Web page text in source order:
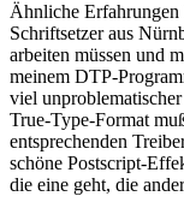
Ähnliche Erfahrungen
Schriftsetzer aus
arbeiten müssen und
meinem DTP-
viel
True-Type-Format
entsprechenden
schöne Postscript-
die eine geht, die